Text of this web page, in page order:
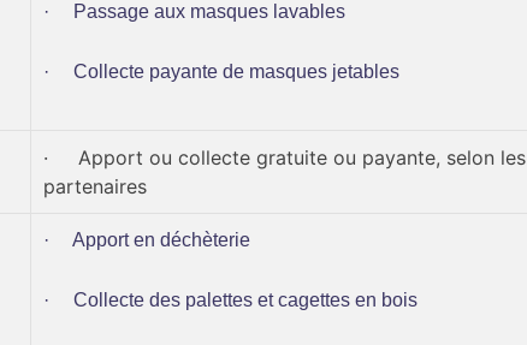
· Passage aux masques lavables
· Collecte payante de masques jetables
· Apport ou collecte gratuite ou payante, selon les
partenaires
· Apport en déchèterie
· Collecte des palettes et cagettes en bois